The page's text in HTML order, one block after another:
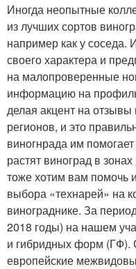
Иногда неопытные
из лучших сортов
например как у соседа.
своего характера и
на малопроверенные
информацию на
делая акцент на
регионов, и это
виногнрада им
растят виноград в
тоже хотим вам помочь
выбора «технарей» на
винограднике. За
2018 годы) на нашем
и гибридных форм (ГФ).
европейские